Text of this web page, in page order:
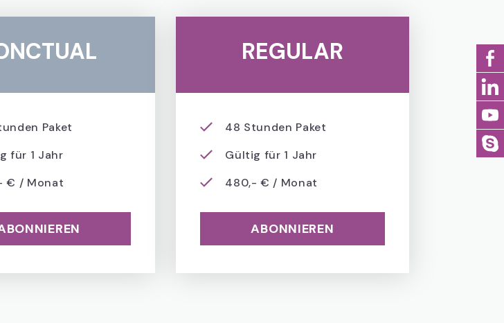
Paket
für 1 Jahr
€ / Monat
REGULAR
48 Stunden Paket
Gültig für 1 Jahr
480,- € / Monat
ABONNIEREN